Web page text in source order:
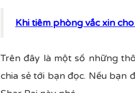
Khi tiêm phòng vắc xin
Trên đây là một số những
chia sẻ tới bạn đọc. Nếu bạn